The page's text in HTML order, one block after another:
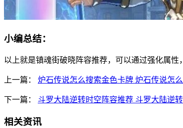
小编总结：
以上就是镇魂街破晓阵容推荐，可以通过强化属
上一篇： 炉石传说怎么搜索金色卡牌 炉石传说怎
下一篇： 斗罗大陆逆转时空阵容推荐 斗罗大陆逆
相关资讯